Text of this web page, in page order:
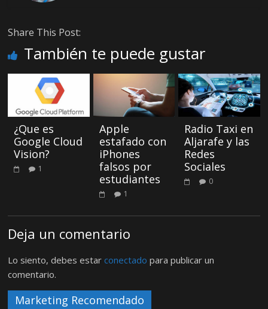
Share This Post:
También te puede gustar
¿Que es
Google Cloud
Vision?
1
Apple
estafado con
iPhones
falsos por
estudiantes
1
Radio Taxi en
Aljarafe y las
Redes
Sociales
0
Deja un comentario
Lo siento, debes estarconectado para publicar un
comentario.
Marketing Recomendado